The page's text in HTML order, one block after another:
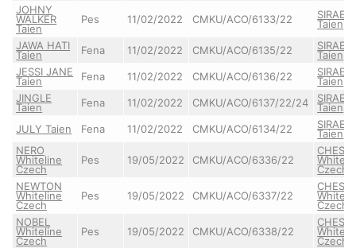
JOHNY
WALKER
Taien
Pes 11/02/2022 CMKU/ACO/6133/22 SIRAEL
Taien
JAWA HATI
Taien Fena 11/02/2022 CMKU/ACO/6135/22 SIRAEL
Taien
JESSI JANE
Taien Fena 11/02/2022 CMKU/ACO/6136/22 SIRAEL
Taien
JINGLE
Taien Fena 11/02/2022 CMKU/ACO/6137/22/24 SIRAEL
Taien
JULY Taien
Fena 11/02/2022 CMKU/ACO/6134/22 SIRAEL
Taien
NERO
Whiteline
Czech
Pes 19/05/2022 CMKU/ACO/6336/22
Czech
NEWTON
Whiteline
Czech
Pes 19/05/2022 CMKU/ACO/6337/22
Czech
NOBEL
Whiteline
Czech
Pes 19/05/2022 CMKU/ACO/6338/22
Czech